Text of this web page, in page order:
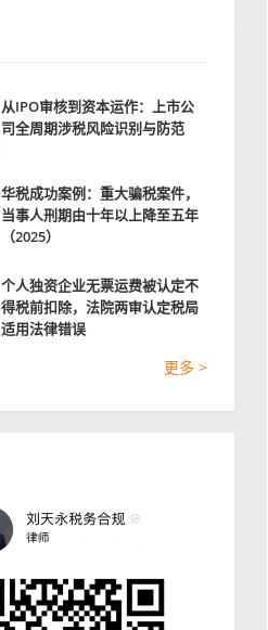
从IPO审核到资本运作：上市公
司全周期涉税风险识别与防范
华税成功案例：重大骗税案件，
当事人刑期由十年以上降至五年
（2025）
个人独资企业无票运费被认定不
得税前扣除，法院两审认定税局
适用法律错误
更多 >